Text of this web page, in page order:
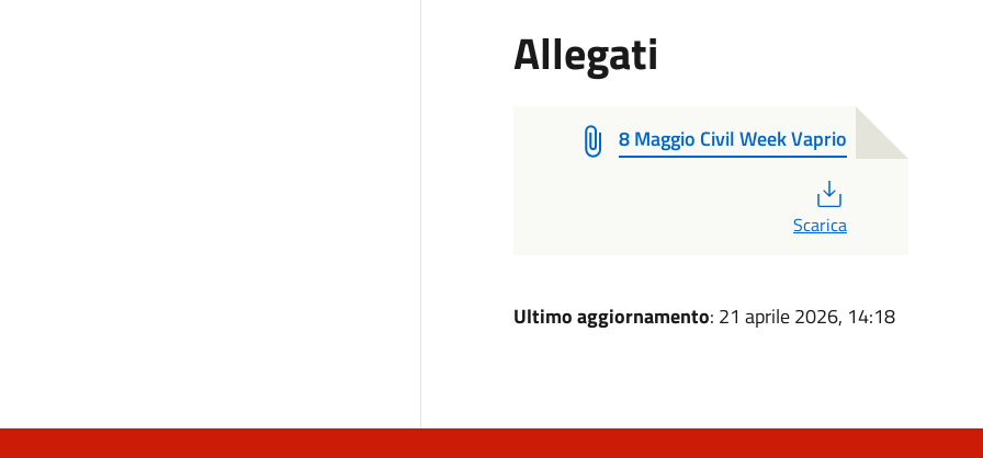
Allegati
8 Maggio Civil Week Vaprio
Scarica
Ultimo aggiornamento: 21 aprile 2026, 14:18